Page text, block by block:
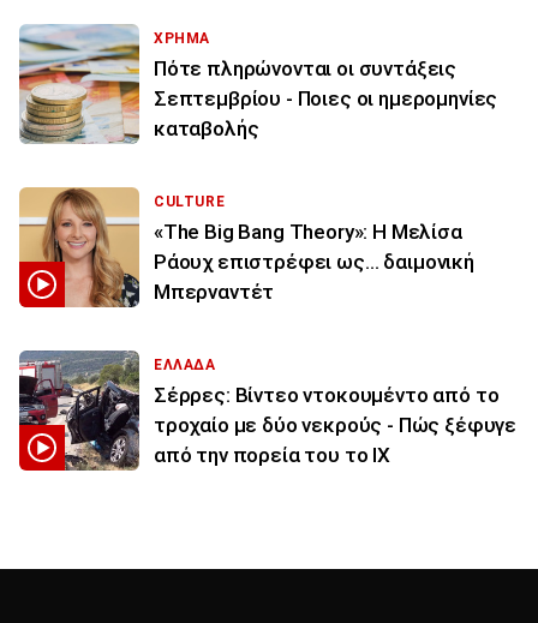
ΧΡΗΜΑ
Πότε πληρώνονται οι συντάξεις
Σεπτεμβρίου - Ποιες οι ημερομηνίες
καταβολής
CULTURE
«The Big Bang Theory»: Η Μελίσα
Ράουχ επιστρέφει ως… δαιμονική
Μπερναντέτ
ΕΛΛΑΔΑ
Σέρρες: Βίντεο ντοκουμέντο από το
τροχαίο με δύο νεκρούς - Πώς ξέφυγε
από την πορεία του το ΙΧ